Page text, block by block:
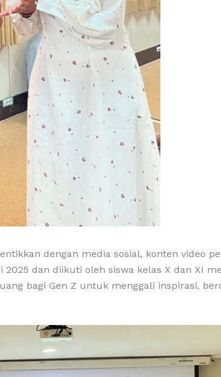
dengan media sosial, konten video
2025 dan diikuti oleh siswa kelas X dan XI
bagi Gen Z untuk menggali inspirasi,